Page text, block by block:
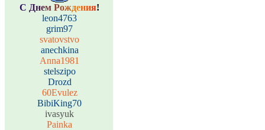
С Днем Рождения!
leon4763
grim97
svatovstvo
anechkina
Anna1981
stelszipo
Drozd
60Evulez
BibiKing70
ivasyuk
Painka